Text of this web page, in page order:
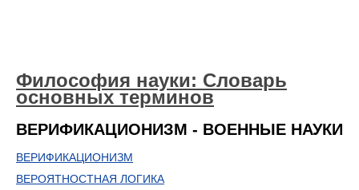
Философия науки: Словарь
основных терминов
ВЕРИФИКАЦИОНИЗМ - ВОЕННЫЕ НАУКИ
ВЕРИФИКАЦИОНИЗМ
ВЕРОЯТНОСТНАЯ ЛОГИКА